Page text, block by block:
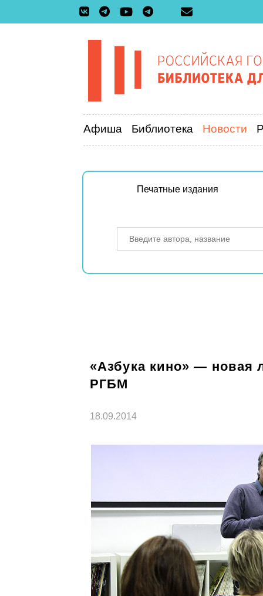
Афиша Библиотека Новости
Печатные издания
«Азбука кино» — новая
РГБМ
18.09.2014